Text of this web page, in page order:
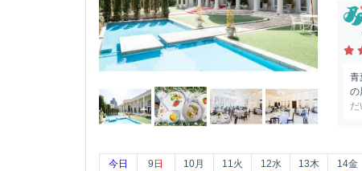
青
の
今日 9 日 10月 11火 12水 13木 14金